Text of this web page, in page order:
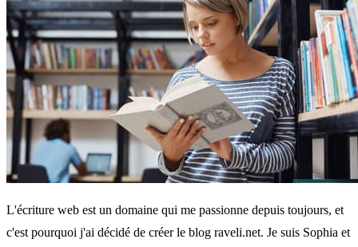
L'écriture web est un domaine qui me passionne depuis toujours, et
c'est pourquoi j'ai décidé de créer le blog raveli.net. Je suis Sophia et